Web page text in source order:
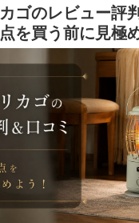
ゴのレビュー評
を買う前に見極